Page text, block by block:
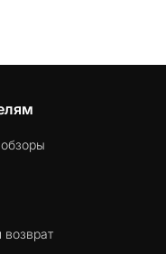
возврат